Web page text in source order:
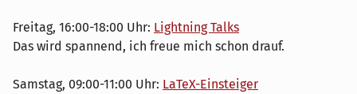
Freitag, 16:00-18:00 Uhr: Lightning Talks
Das wird spannend, ich freue mich schon drauf.
Samstag, 09:00-11:00 Uhr: LaTeX-Einsteiger